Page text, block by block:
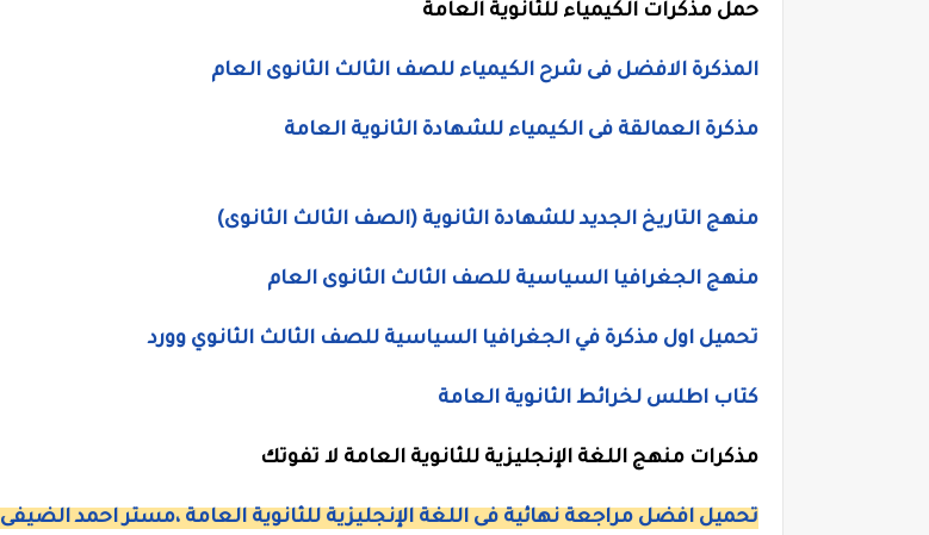
حمل مذكرات الكيمياء للثانوية العامة
المذكرة الافضل فى شرح الكيمياء للصف الثالث الثانوى العام
مذكرة العمالقة فى الكيمياء للشهادة الثانوية العامة
منهج التاريخ الجديد للشهادة الثانوية (الصف الثالث الثانوى)
منهج الجغرافيا السياسية للصف الثالث الثانوى العام
تحميل اول مذكرة في الجغرافيا السياسية للصف الثالث الثانوي وورد
كتاب اطلس لخرائط الثانوية العامة
مذكرات منهج اللغة الإنجليزية للثانوية العامة لا تفوتك
تحميل افضل مراجعة نهائية فى اللغة الإنجليزية للثانوية العامة ،مستر احمد الضيفى